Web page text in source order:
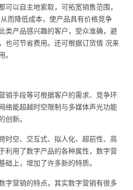
可以自主地索取，可拓宽销售范围，
而降低成本，使产品具有价格竞争
类产品感兴趣的客户，受众准确，避
也可节省费用。还可根据订货情 况来
。
销手段等可根据客户的需求、竞争环
络能超越时空限制与多媒体声光功能
创新。
时空、交互式、拟人化、超前性、高
利用了数字产品的各种属性，数字营
础上，增加了许多新的特质。
字营销的特点，其实数字营销有很多